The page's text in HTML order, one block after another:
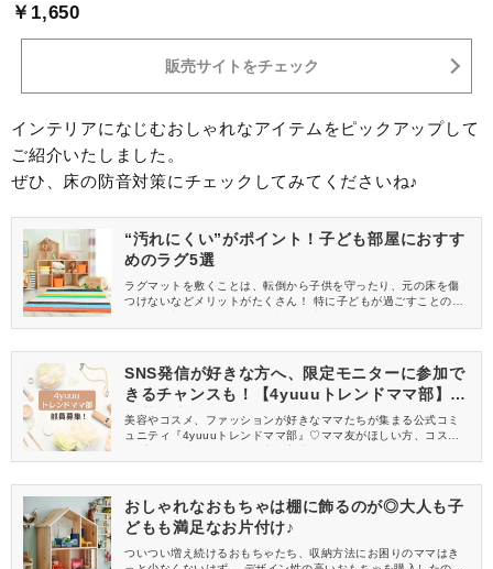
￥1,650
販売サイトをチェック
インテリアになじむおしゃれなアイテムをピックアップして
ご紹介いたしました。
ぜひ、床の防音対策にチェックしてみてくださいね♪
“汚れにくい”がポイント！子ども部屋におすす
めのラグ5選
ラグマットを敷くことは、転倒から子供を守ったり、元の床を傷
つけないなどメリットがたくさん！ 特に子どもが過ごすことの多
もはすぐに飲み物をこぼしたり、ラグを汚してしまうので、拭き
部屋におすすめしたいラグマットをご紹介します。
SNS発信が好きな方へ、限定モニターに参加で
きるチャンスも！【4yuuuトレンドママ部】部
員募集中
美容やコスメ、ファッションが好きなママたちが集まる公式コミ
ュニティ『4yuuuトレンドママ部』♡ママ友がほしい方、コスメサ
信してくれる方を募集しています！
おしゃれなおもちゃは棚に飾るのが◎大人も子
どもも満足なお片付け♪
ついつい増え続けるおもちゃたち、収納方法にお困りのママはき